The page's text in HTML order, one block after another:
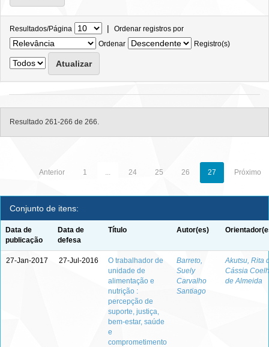
Resultados/Página | Ordenar registros por
Ordenar
Registro(s)
Resultado 261-266 de 266.
Anterior 1 ... 24 25 26 27 Próximo
Conjunto de itens:
Data de
publicação
Data de
defesa
Título Autor(es)
27-Jan-2017 27-Jul-2016
O trabalhador de
unidade de
alimentação e
nutrição :
percepção de
suporte, justiça,
bem-estar, saúde
e
comprometimento
Barreto,
Suely
Carvalho
Santiago
Akutsu, Rita
Cássia
de Almeida